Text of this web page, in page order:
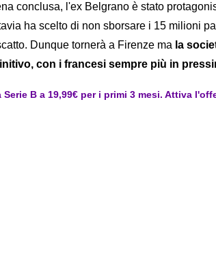
conclusa, l'ex Belgrano è stato
ha scelto di non sborsare i 15 milioni
Dunque tornerà a Firenze ma la
con i francesi sempre più in
Serie B a 19,99€ per i primi 3 mesi. Attiva